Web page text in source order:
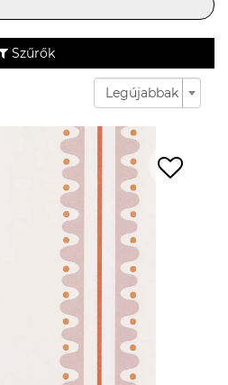
Szűrők
Legújabbak